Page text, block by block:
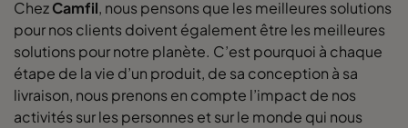
ChezCamfil, nous pensons que les meilleures solutions
pour nos clients doivent également être les meilleures
solutions pour notre planète. C’est pourquoi à chaque
étape de la vie d’un produit, de sa conception à sa
livraison, nous prenons en compte l’impact de nos
activités sur les personnes et sur le monde qui nous